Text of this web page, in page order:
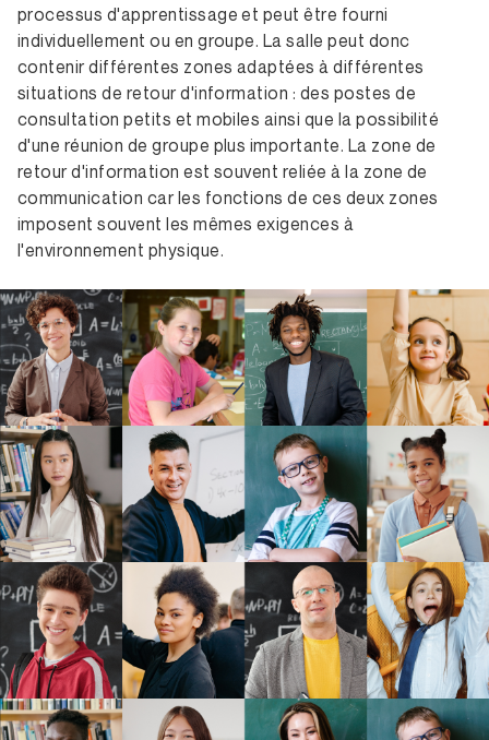
processus d'apprentissage et peut être fourni
individuellement ou en groupe. La salle peut donc
contenir différentes zones adaptées à différentes
situations de retour d'information : des postes de
consultation petits et mobiles ainsi que la possibilité
d'une réunion de groupe plus importante. La zone de
retour d'information est souvent reliée à la zone de
communication car les fonctions de ces deux zones
imposent souvent les mêmes exigences à
l'environnement physique.